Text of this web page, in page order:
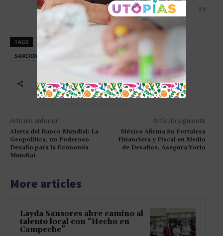
trabajando en eso”, remarcó.
TAGS AMLO JOE BIDEN MÉXICO
MIGRACIÓN
SANCIONES
Artículo anterior
Alerta del Banco Mundial: La
Geopolítica, un Poderoso
Desafío para la Economía
Mundial
Artículo siguiente
México Afirma Su Fortaleza
Financiera y Fiscal en Medio
de Desafíos, Asegura Yorio
More articles
Layda Sansores abre camino al
talento local con “Hecho en
Campeche”